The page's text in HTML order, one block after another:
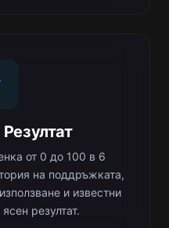
от 0 до 100 в 6
на поддръжката,
и известни
резултат.